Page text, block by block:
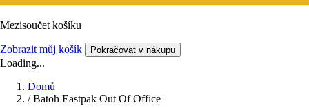
Mezisoučet košíku
Zobrazit můj košík Pokračovat v nákupu
Loading...
Domů
/ Batoh Eastpak Out Of Office